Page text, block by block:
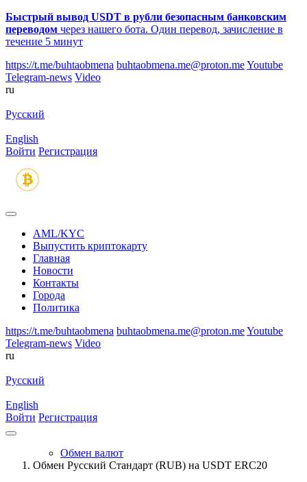
Быстрый вывод USDT в рубли безопасным банковским
переводом через нашего бота. Один перевод, зачисление в
течение 5 минут
https://t.me/buhtaobmena buhtaobmena.me@proton.meYoutube
Telegram-news Video
ru
Русский
English
Войти Регистрация
AML/KYC
Выпустить криптокарту
Главная
Новости
Контакты
Города
Политика
https://t.me/buhtaobmena buhtaobmena.me@proton.meYoutube
Telegram-news Video
ru
Русский
English
Войти Регистрация
Обмен валют
Обмен Русский Стандарт (RUB) на USDT ERC20